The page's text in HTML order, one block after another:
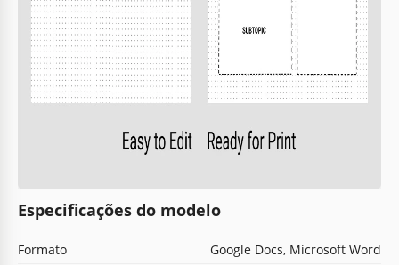
Especificações do modelo
Formato Google Docs, Microsoft Word